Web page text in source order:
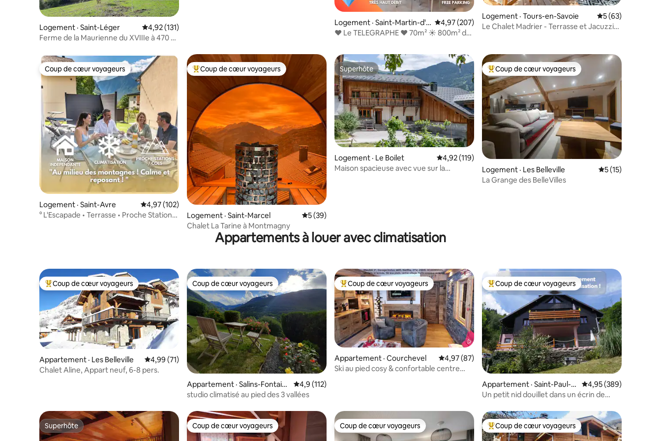
Logement · Saint-Léger Note moyenne de 4,92 sur 5, 131 commentaires
4,92 (131)
Ferme de la Maurienne du XVIIIe à 470 m
Logement · Saint-Martin-d'A
rc
Note moyenne de 4,97 sur 5, 207 commentaires
4,97 (207)
❤ Le TELEGRAPHE ❤ 70m² ☀ 800m² de
Logement · Tours-en-Savoie Note moyenne de
5 (63)
Le Chalet Madrier - Terrasse et Jacuzzi
Coup de cœur voyageurs
Coup de cœur voyageurs
Logement · Saint-Avre Note moyenne de 4,97 sur 5, 102 commentaires
4,97 (102)
° L'Escapade • Terrasse • Proche Stations
Coup de cœur voyageurs parmi les plus aimés
Coup de cœur voyageurs
Logement · Saint-Marcel Note moyenne de 5 sur 5, 39 commentaires
5 (39)
Chalet La Tarine à Montmagny
Superhôte
Superhôte
Logement · Le Boilet Note moyenne de 4,92 sur 5, 119 commentaires
4,92 (119)
Maison spacieuse avec vue sur la
Coup de cœur voyageurs parmi les plus aimés
Coup de cœur voyageurs
Logement · Les Belleville Note moyenne
5 (15)
La Grange des BelleVilles
Appartements à louer avec climatisation
Coup de cœur voyageurs parmi les plus aimés
Coup de cœur voyageurs
Appartement · Les Belleville Note moyenne de 4,99 sur 5, 71 commentaires
4,99 (71)
Chalet Aline, Appart neuf, 6-8 pers.
Coup de cœur voyageurs
Coup de cœur voyageurs
Appartement · Salins-Fontain
e
Note moyenne de 4,9 sur 5, 112 commentaires
4,9 (112)
studio climatisé au pied des 3 vallées
Coup de cœur voyageurs parmi les plus aimés
Coup de cœur voyageurs
Appartement · Courchevel Note moyenne de 4,97 sur 5, 87 commentaires
4,97 (87)
Ski au pied cosy & confortable centre
Coup de cœur voyageurs parmi les plus aimés
Coup de cœur voyageurs
Appartement · Saint-Paul-s
ur-Isère
Note moyenne de
4,95 (389)
Un petit nid douillet dans un écrin de
Superhôte
Superhôte Coup de cœur voyageurs
Coup de cœur voyageurs Coup de cœur voyageurs
Coup de cœur voyageurs Coup de cœur voyageurs parmi les plus aimés
Coup de cœur voyageurs